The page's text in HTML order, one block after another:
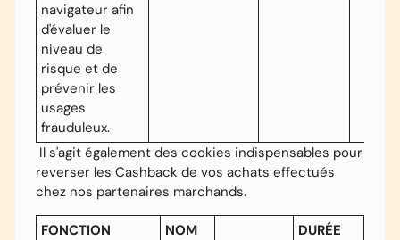
navigateur afin
d'évaluer le
niveau de
risque et de
prévenir les
usages
frauduleux.
Il s'agit également des cookies indispensables pour
reverser les Cashback de vos achats effectués
chez nos partenaires marchands.
FONCTION
NOM
DURÉE